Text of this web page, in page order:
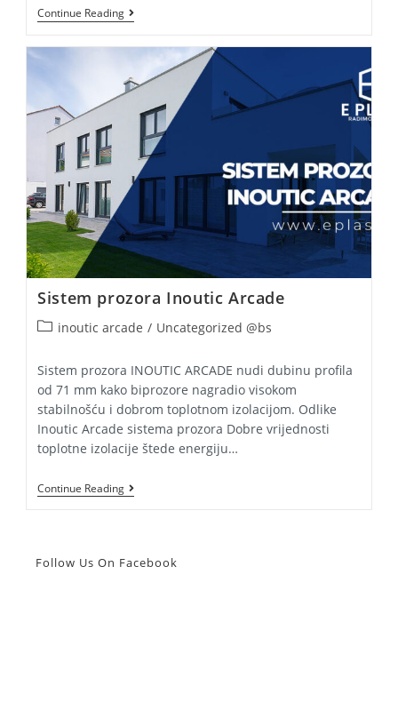
Continue ReadingInoutic
PVC
Stijene
Sve
O
Njima
Sistem prozora Inoutic Arcade
Postinoutic arcade / Uncategorized @bs
Sistem prozora INOUTIC ARCADE nudi dubinu profila
od 71 mm kako biprozore nagradio visokom
stabilnošću i dobrom toplotnom izolacijom. Odlike
Inoutic Arcade sistema prozora Dobre vrijednosti
toplotne izolacije štede energiju…
Continue ReadingSistem
Prozora
Follow Us On Facebook